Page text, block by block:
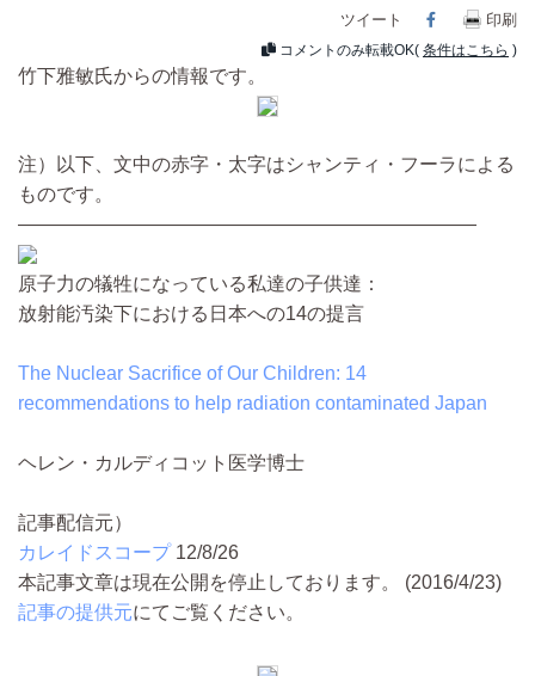
ツイート Facebook
印刷
コメントのみ転載OK( 条件はこちら )
竹下雅敏氏からの情報です。
注）以下、文中の赤字・太字はシャンティ・フーラによる
ものです。
————————————————————————
原子力の犠牲になっている私達の子供達：
放射能汚染下における日本への14の提言
The Nuclear Sacrifice of Our Children: 14
recommendations to help radiation contaminated Japan
ヘレン・カルディコット医学博士
記事配信元）
カレイドスコープ 12/8/26
本記事文章は現在公開を停止しております。 (2016/4/23)
記事の提供元にてご覧ください。